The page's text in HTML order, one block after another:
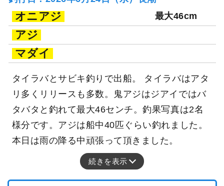
オニアジ 最大46cm
アジ
マダイ
タイラバとサビキ釣りで出船。 タイラバはアタ
リ多くリリースも多数。鬼アジはジアイではバ
タバタと釣れて最大46センチ。釣果写真は2名
様分です。アジは船中40匹ぐらい釣れました。
本日は雨の降る中頑張って頂きました。
続きを表示